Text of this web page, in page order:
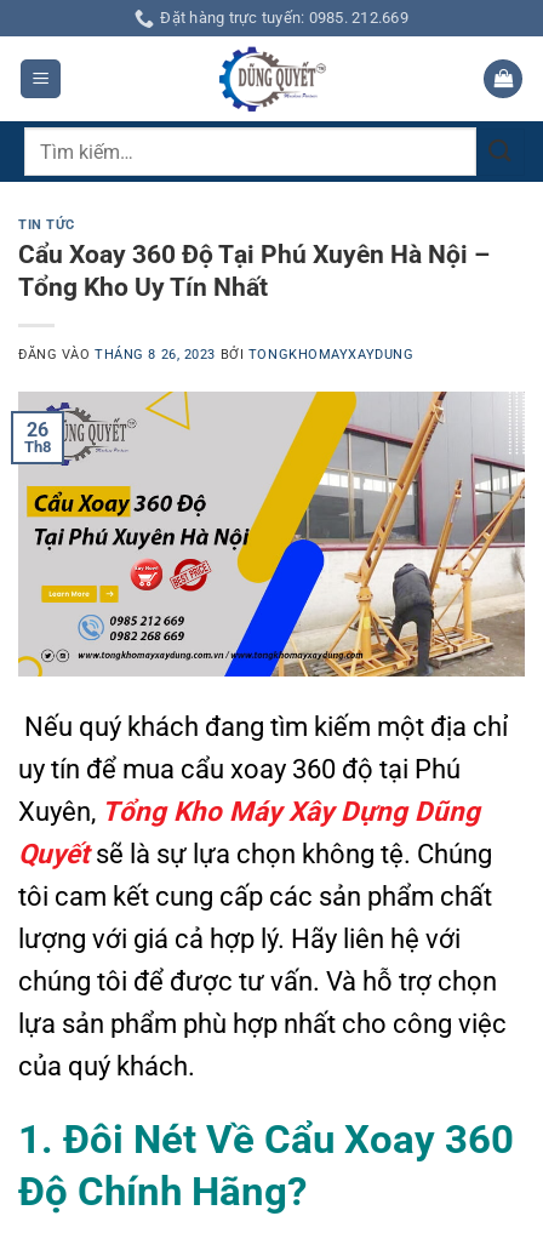
qua
dung
Đặt hàng trực tuyến: 0985. 212.669
Tìm
TIN TỨC
Cẩu Xoay 360 Độ Tại Phú Xuyên Hà Nội –
Tổng Kho Uy Tín Nhất
ĐĂNG VÀOTHÁNG 8 26, 2023 BỞI TONGKHOMAYXAYDUNG
26
Th8
Nếu quý khách đang tìm kiếm một địa chỉ
uy tín để mua cẩu xoay 360 độ tại Phú
Xuyên, Tổng Kho Máy Xây Dựng Dũng
Quyếtsẽ là sự lựa chọn không tệ. Chúng
tôi cam kết cung cấp các sản phẩm chất
lượng với giá cả hợp lý. Hãy liên hệ với
chúng tôi để được tư vấn. Và hỗ trợ chọn
lựa sản phẩm phù hợp nhất cho công việc
của quý khách.
1. Đôi Nét Về Cẩu Xoay 360
Độ Chính Hãng?